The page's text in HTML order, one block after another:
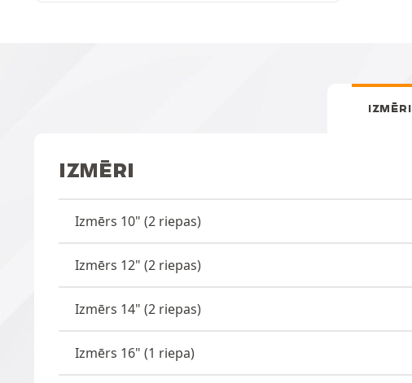
IZMĒRI
IZMĒRI
Izmērs 10" (2 riepas)
Izmērs 12" (2 riepas)
Izmērs 14" (2 riepas)
Izmērs 16" (1 riepa)